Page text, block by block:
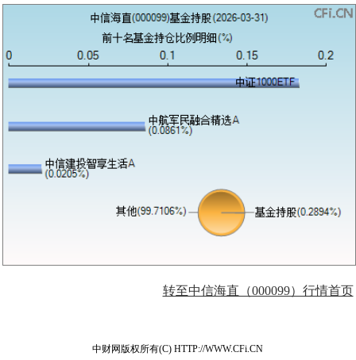
转至中信海直（000099）行情首页
中财网版权所有(C) HTTP://WWW.CFi.CN